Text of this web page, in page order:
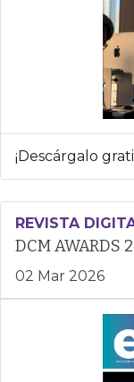
¡Descárgalo
REVISTA
DCM AWARDS
02 Mar 2026